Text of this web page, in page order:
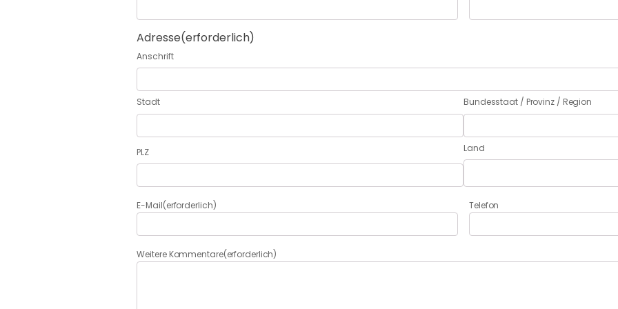
Adresse(erforderlich)
Anschrift
Stadt Bundesstaat / Provinz / Region
PLZ Land
E-Mail(erforderlich) Telefon
Weitere Kommentare(erforderlich)